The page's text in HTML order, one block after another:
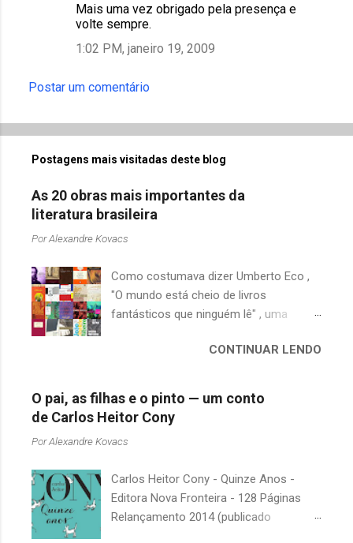
Mais uma vez obrigado pela presença e
volte sempre.
1:02 PM, janeiro 19, 2009
Postar um comentário
Postagens mais visitadas deste blog
As 20 obras mais importantes da
literatura brasileira
PorAlexandre Kovacs
Como costumava dizer Umberto Eco ,
"O mundo está cheio de livros
fantásticos que ninguém lê" , uma
quando falamos de clássicos da
escritores brasileiros, somos forçados
a uma avaliação burocrática na escola e
acabamos adquirindo uma certa
antipatia a determinado livro ou autor
justamente o contrário. É surpreendente
como uma segunda visita a essas
obras, já em nossa maturidade, pode
CONTINUAR LENDO
O pai, as filhas e o pinto — um conto
de Carlos Heitor Cony
PorAlexandre Kovacs
Carlos Heitor Cony - Quinze Anos -
Editora Nova Fronteira - 128 Páginas
Relançamento 2014 (publicado